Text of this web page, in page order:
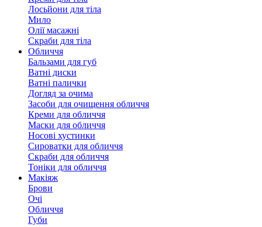
Лосьйони для тіла
Мило
Олії масажні
Скраби для тіла
Обличчя
Бальзами для губ
Ватні диски
Ватні палички
Догляд за очима
Засоби для очищення обличчя
Креми для обличчя
Маски для обличчя
Носові хустинки
Сироватки для обличчя
Скраби для обличчя
Тоніки для обличчя
Макіяж
Брови
Очі
Обличчя
Губи